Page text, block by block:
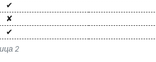
2
✔
✘
✔